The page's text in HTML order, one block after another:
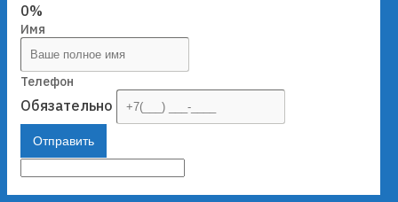
0%
Имя
Телефон
Обязательно
Отправить